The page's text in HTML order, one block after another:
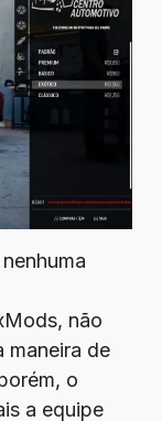
não
maneira de
o
a equipe